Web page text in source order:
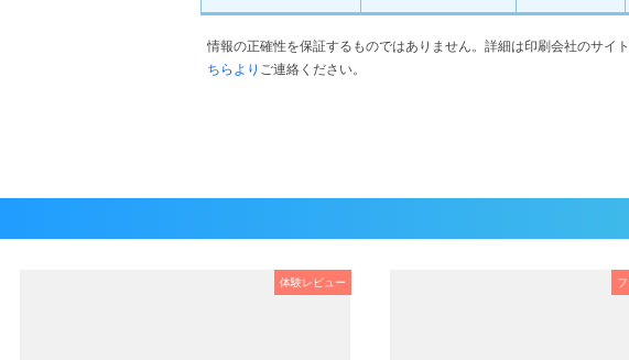
情報の正確性を保証するものではありません。詳細は印刷会社のサイ
ちらより ご連絡ください。
体験レビュー